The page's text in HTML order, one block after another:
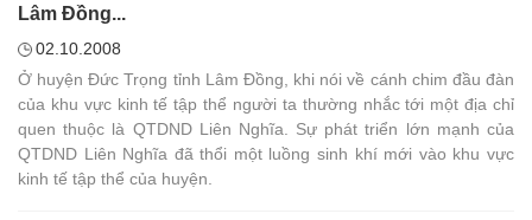
Lâm Đồng...
02.10.2008
Ở huyện Đức Trọng tỉnh Lâm Đồng, khi nói về cánh chim đầu đàn
của khu vực kinh tế tập thể người ta thường nhắc tới một địa chỉ
quen thuộc là QTDND Liên Nghĩa. Sự phát triển lớn mạnh của
QTDND Liên Nghĩa đã thổi một luồng sinh khí mới vào khu vực
kinh tế tập thể của huyện.